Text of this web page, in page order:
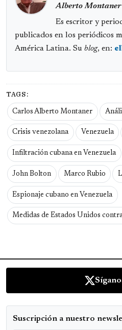
Alberto Montaner
Es escritor y
publicados en los periódicos
América Latina. Su blog, en:
TAGS:
Carlos Alberto Montaner
Crisis venezolana Venezuela
Infiltración cubana en Venezuela
John Bolton Marco Rubio
Espionaje cubano en Venezuela
Medidas de Estados Unidos
Suscripción a nuestro